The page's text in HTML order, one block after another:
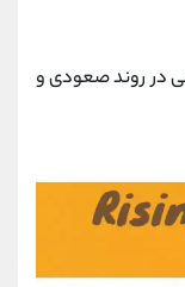
در روند صعودی و